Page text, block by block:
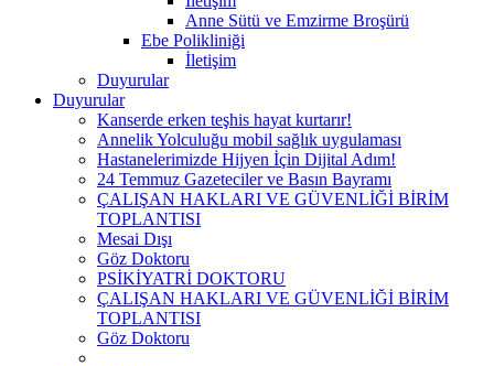
Anne Sütü ve Emzirme Broşürü
Ebe Polikliniği
İletişim
Duyurular
Duyurular
Kanserde erken teşhis hayat kurtarır!
Annelik Yolculuğu mobil sağlık uygulaması
Hastanelerimizde Hijyen İçin Dijital Adım!
24 Temmuz Gazeteciler ve Basın Bayramı
ÇALIŞAN HAKLARI VE GÜVENLİĞİ BİRİM
TOPLANTISI
Mesai Dışı
Göz Doktoru
PSİKİYATRİ DOKTORU
ÇALIŞAN HAKLARI VE GÜVENLİĞİ BİRİM
TOPLANTISI
Göz Doktoru